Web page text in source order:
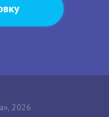
2026